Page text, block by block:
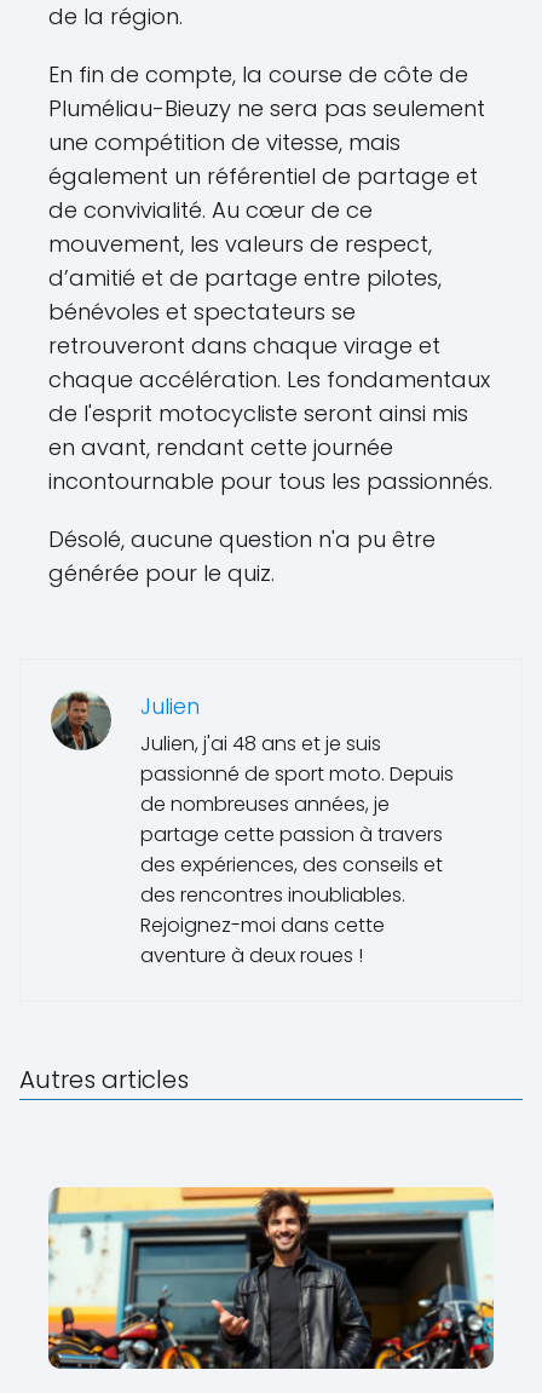
de la région.
En fin de compte, la course de côte de
Pluméliau-Bieuzy ne sera pas seulement
une compétition de vitesse, mais
également un référentiel de partage et
de convivialité. Au cœur de ce
mouvement, les valeurs de respect,
d’amitié et de partage entre pilotes,
bénévoles et spectateurs se
retrouveront dans chaque virage et
chaque accélération. Les fondamentaux
de l'esprit motocycliste seront ainsi mis
en avant, rendant cette journée
incontournable pour tous les passionnés.
Désolé, aucune question n'a pu être
générée pour le quiz.
Julien
Julien, j'ai 48 ans et je suis
passionné de sport moto. Depuis
de nombreuses années, je
partage cette passion à travers
des expériences, des conseils et
des rencontres inoubliables.
Rejoignez-moi dans cette
aventure à deux roues !
Autres articles